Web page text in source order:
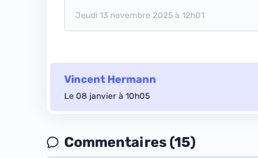
Jeudi 13 novembre 2025 à 12h01
Vincent Hermann
Le 08 janvier à 10h05
Commentaires (15)